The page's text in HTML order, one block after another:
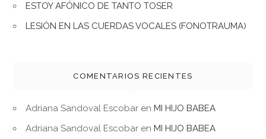
ESTOY AFÓNICO DE TANTO TOSER
LESIÓN EN LAS CUERDAS VOCALES (FONOTRAUMA)
COMENTARIOS RECIENTES
Adriana Sandoval Escobar en MI HIJO BABEA
Adriana Sandoval Escobar en MI HIJO BABEA